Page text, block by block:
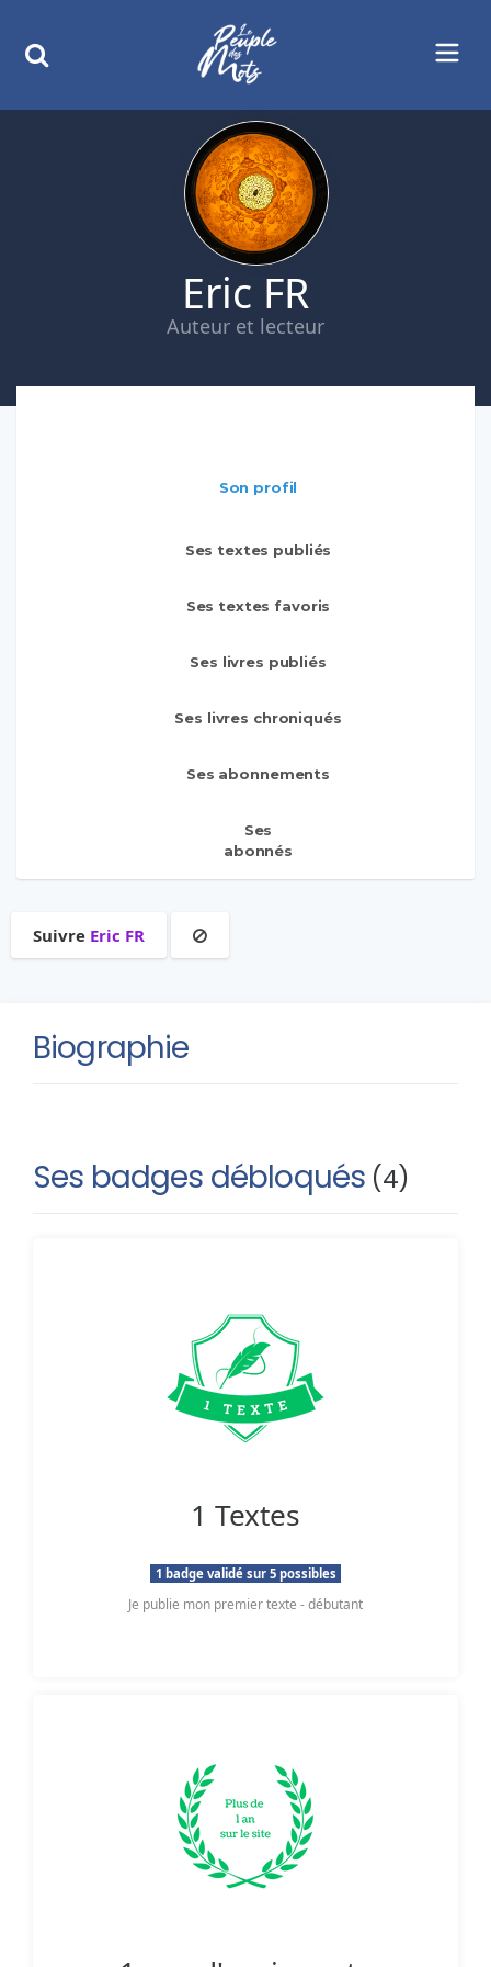
Eric FR
Auteur et lecteur
Son profil
Ses textes publiés
Ses textes favoris
Ses livres publiés
Ses livres chroniqués
Ses abonnements
Ses
abonnés
Suivre Eric FR
Biographie
Ses badges débloqués (4)
1 Textes
1 badge validé sur 5 possibles
Je publie mon premier texte - débutant